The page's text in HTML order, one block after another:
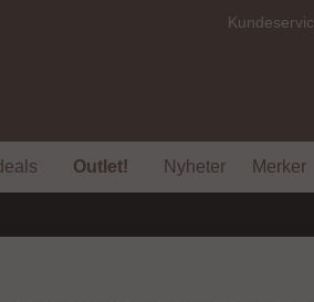
Outlet! Nyheter Merker